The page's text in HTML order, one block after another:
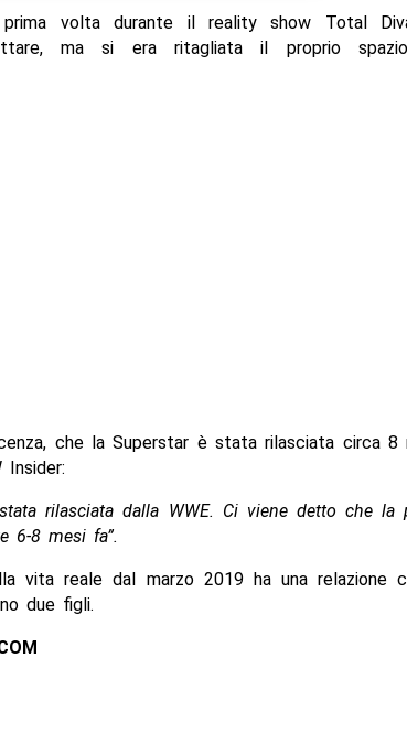
volta durante il reality show Total
ma si era ritagliata il proprio
che la Superstar è stata rilasciata circa 8
rilasciata dalla WWE. Ci viene detto che la
6-8 mesi fa”.
vita reale dal marzo 2019 ha una relazione
due figli.